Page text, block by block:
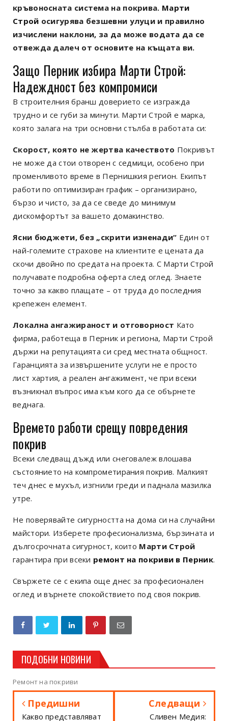
кръвоносната система на покрива. Марти
Строй осигурява безшевни улуци и правилно
изчислени наклони, за да може водата да се
отвежда далеч от основите на къщата ви.
Защо Перник избира Марти Строй:
Надеждност без компромиси
В строителния бранш доверието се изгражда
трудно и се губи за минути. Марти Строй е марка,
която залага на три основни стълба в работата си:
Скорост, която не жертва качеството Покривът
не може да стои отворен с седмици, особено при
променливото време в Пернишкия регион. Екипът
работи по оптимизиран график – организирано,
бързо и чисто, за да се сведе до минимум
дискомфортът за вашето домакинство.
Ясни бюджети, без „скрити изненади“ Един от
най-големите страхове на клиентите е цената да
скочи двойно по средата на проекта. С Марти Строй
получавате подробна оферта след оглед. Знаете
точно за какво плащате – от труда до последния
крепежен елемент.
Локална ангажираност и отговорност Като
фирма, работеща в Перник и региона, Марти Строй
държи на репутацията си сред местната общност.
Гаранцията за извършените услуги не е просто
лист хартия, а реален ангажимент, че при всеки
възникнал въпрос има към кого да се обърнете
веднага.
Времето работи срещу повредения
покрив
Всеки следващ дъжд или снеговалеж влошава
състоянието на компрометирания покрив. Малкият
теч днес е мухъл, изгнили греди и паднала мазилка
утре.
Не поверявайте сигурността на дома си на случайни
майстори. Изберете професионализма, бързината и
дългосрочната сигурност, които Марти Строй
гарантира при всеки ремонт на покриви в Перник.
Свържете се с екипа още днес за професионален
оглед и върнете спокойствието под своя покрив.
ПОДОБНИ НОВИНИ
Ремонт на покриви
Предишни
Какво представляват
Следващи
Сливен Медия: